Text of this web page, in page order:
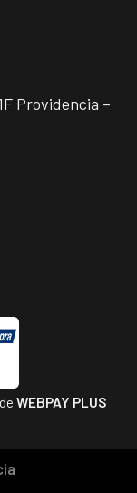
Providencia –
WEBPAY PLUS